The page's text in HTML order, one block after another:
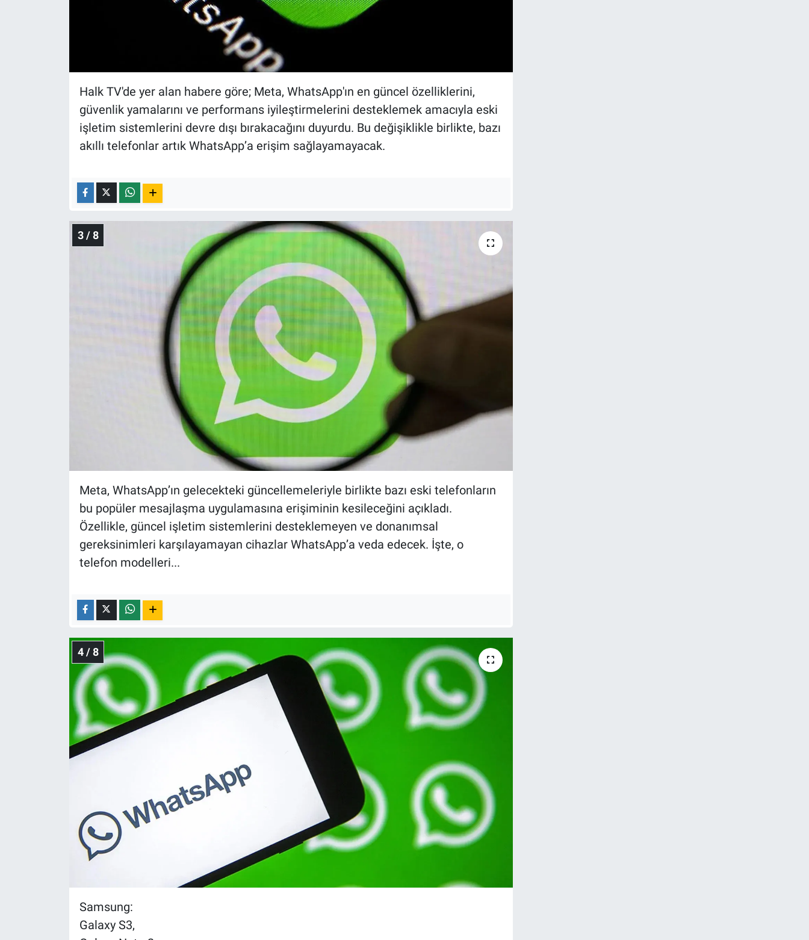
Halk TV'de yer alan habere göre; Meta, WhatsApp'ın en güncel özelliklerini,
güvenlik yamalarını ve performans iyileştirmelerini desteklemek amacıyla eski
işletim sistemlerini devre dışı bırakacağını duyurdu. Bu değişiklikle birlikte, bazı
akıllı telefonlar artık WhatsApp’a erişim sağlayamayacak.
3 / 8
Meta, WhatsApp’ın gelecekteki güncellemeleriyle birlikte bazı eski telefonların
bu popüler mesajlaşma uygulamasına erişiminin kesileceğini açıkladı.
Özellikle, güncel işletim sistemlerini desteklemeyen ve donanımsal
gereksinimleri karşılayamayan cihazlar WhatsApp’a veda edecek. İşte, o
telefon modelleri...
4 / 8
Samsung:
Galaxy S3,